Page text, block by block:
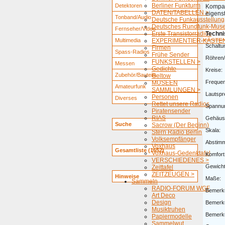
Berliner Funkturm
DATEN/TABELLEN >
Deutsche Funkausstellung
Deutsches Rundfunk-
Erste Transistorradios
EXPERIMENTIER-
Firmen
Frühe Sender
FUNKSTELLEN >
Gedichte
Geltow
MUSEEN
SAMMLUNGEN >
Personen
Rettet unsere Radios
Piratensender
RIAS
Sacrow (Der Beginn)
Stern Radio Berlin
Volksempfänger
Voxhaus
Voxhaus-Gedenktafel
VERSCHIEDENES >
Zeittafel
ZEITZEUGEN >
Sammeln
RADIO-FORUM WGF
Art Deco
Design
Musiktruhen
Papiermodelle
Sammelwut
Detektoren
Tonband/Audio
Fernseher/Video
Multimedia
Spass-Radios
Messen
Zubehör/Bauteile
Amateurfunk
Diverses
Suche
Gesamtliste (1652)
Hinweise
Kreise:
Skala:
Maße: